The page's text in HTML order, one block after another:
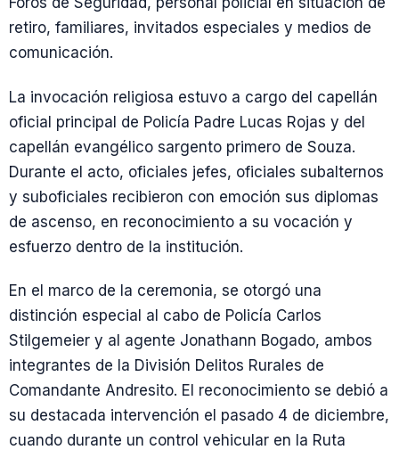
retiro, familiares, invitados especiales y medios de
comunicación.
La invocación religiosa estuvo a cargo del capellán
oficial principal de Policía Padre Lucas Rojas y del
capellán evangélico sargento primero de Souza.
Durante el acto, oficiales jefes, oficiales subalternos
y suboficiales recibieron con emoción sus diplomas
de ascenso, en reconocimiento a su vocación y
esfuerzo dentro de la institución.
En el marco de la ceremonia, se otorgó una
distinción especial al cabo de Policía Carlos
Stilgemeier y al agente Jonathann Bogado, ambos
integrantes de la División Delitos Rurales de
Comandante Andresito. El reconocimiento se debió a
su destacada intervención el pasado 4 de diciembre,
cuando durante un control vehicular en la Ruta